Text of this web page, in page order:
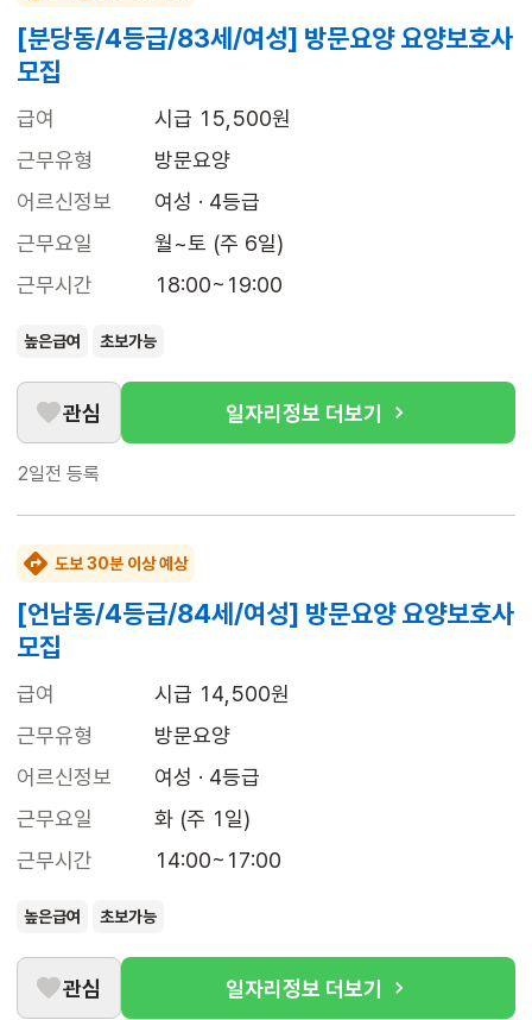
[분당동/4등급/83세/여성] 방문요양 요양보호사
모집
급여
시급 15,500원
근무유형
방문요양
어르신정보
여성 · 4등급
근무요일
월~토 (주 6일)
근무시간
18:00~19:00
높은급여 초보가능
관심 일자리정보 더보기
2일전 등록
도보 30분 이상 예상
[언남동/4등급/84세/여성] 방문요양 요양보호사
모집
급여
시급 14,500원
근무유형
방문요양
어르신정보
여성 · 4등급
근무요일
화 (주 1일)
근무시간
14:00~17:00
높은급여 초보가능
관심 일자리정보 더보기